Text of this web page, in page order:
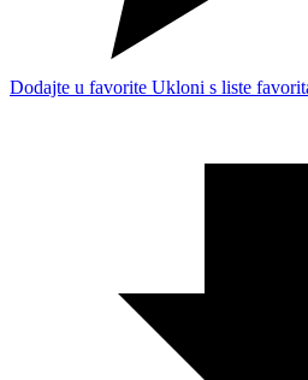
Dodajte u favorite Ukloni s liste